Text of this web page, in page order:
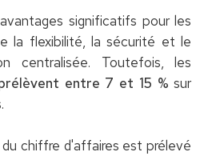
significatifs pour les
la flexibilité, la sécurité et le
centralisée. Toutefois, les
entre 7 et 15 % sur
chiffre d'affaires est prélevé